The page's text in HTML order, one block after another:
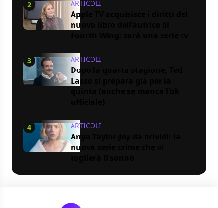
2 ARTICOLI
Apple TV acquisisce i diritti del
nuovo libro dell’autrice di
3 ARTICOLI
Dopo la quarta stagione, Ted
Lasso si prepara già per la
4 ARTICOLI
Anya Taylor-Joy da brividi: la
nuova serie crime che vi